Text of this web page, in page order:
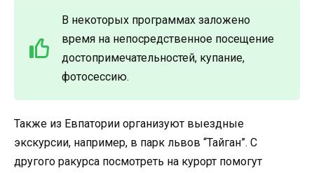
В некоторых программах заложено
время на непосредственное посещение
достопримечательностей, купание,
фотосессию.
Также из Евпатории организуют выездные
экскурсии, например, в парк львов “Тайган”. С
другого ракурса посмотреть на курорт помогут